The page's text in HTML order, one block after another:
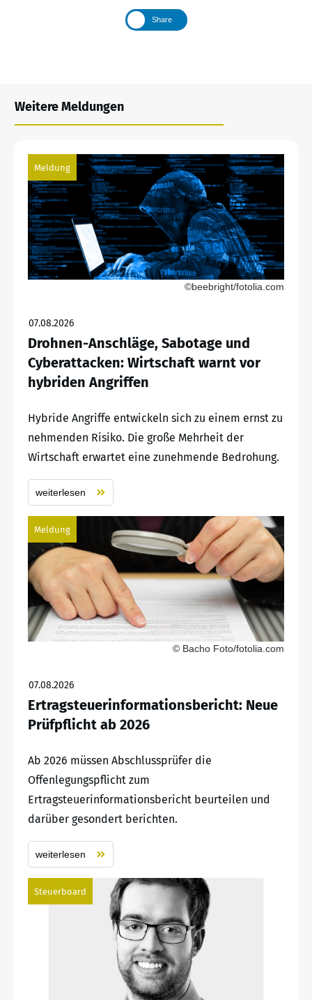
Share
Weitere Meldungen
Meldung
©beebright/fotolia.com
07.08.2026
Drohnen-Anschläge, Sabotage und
Cyberattacken: Wirtschaft warnt vor
hybriden Angriffen
Hybride Angriffe entwickeln sich zu einem ernst zu
nehmenden Risiko. Die große Mehrheit der
Wirtschaft erwartet eine zunehmende Bedrohung.
weiterlesen
Meldung
© Bacho Foto/fotolia.com
07.08.2026
Ertragsteuerinformationsbericht: Neue
Prüfpflicht ab 2026
Ab 2026 müssen Abschlussprüfer die
Offenlegungspflicht zum
Ertragsteuerinformationsbericht beurteilen und
darüber gesondert berichten.
weiterlesen
Steuerboard